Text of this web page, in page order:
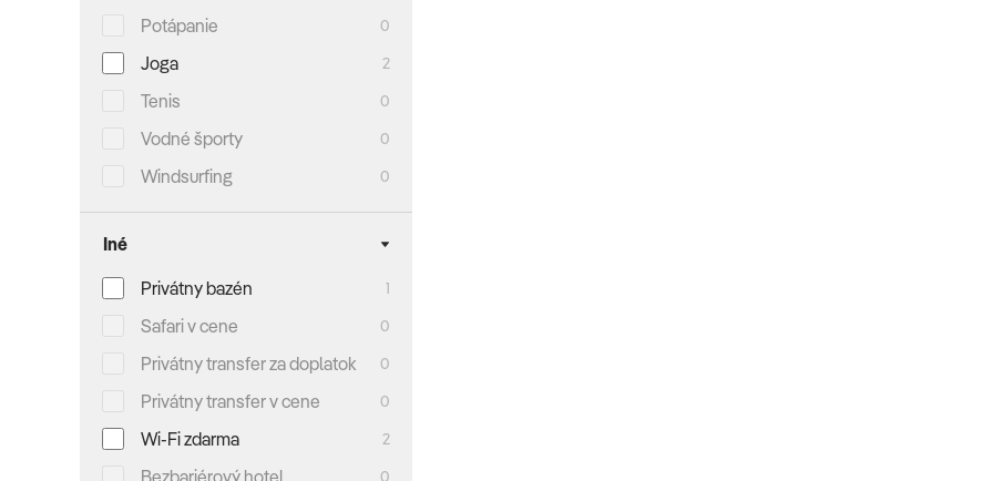
Potápanie 0
Joga 2
Tenis 0
Vodné športy 0
Windsurfing 0
Iné
Privátny bazén
1
Safari v cene 0
Privátny transfer za doplatok 0
Privátny transfer v cene 0
Wi-Fi zdarma 2
Bezbariérový hotel 0